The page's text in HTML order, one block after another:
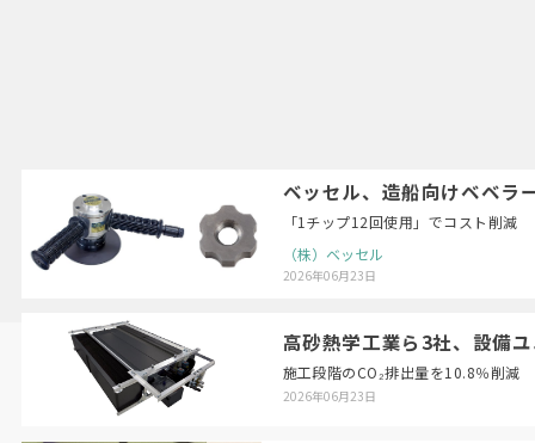
ベッセル、造船向けベベラ
「1チップ12回使用」でコスト削減
（株）ベッセル
2026年06月23日
高砂熱学工業ら3社、設備
施工段階のCO₂排出量を10.8％削減
2026年06月23日